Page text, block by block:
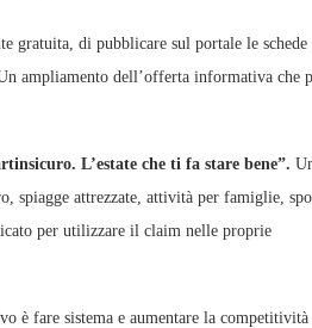
gratuita, di pubblicare sul portale le schede
ampliamento dell’offerta informativa che
L’estate che ti fa stare bene”.
spiagge attrezzate, attività per famiglie,
per utilizzare il claim nelle proprie
è fare sistema e aumentare la competitività